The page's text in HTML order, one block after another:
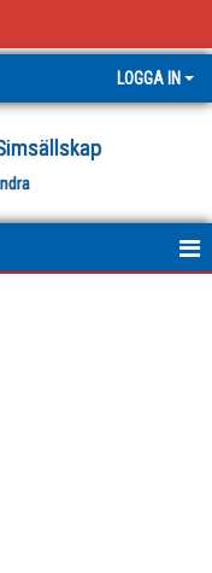
LOGGA IN